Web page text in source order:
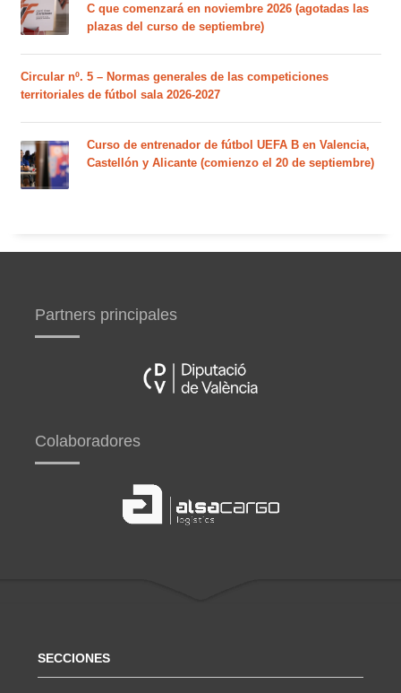
C que comenzará en noviembre 2026 (agotadas las
plazas del curso de septiembre)
Circular nº. 5 – Normas generales de las competiciones
territoriales de fútbol sala 2026-2027
Curso de entrenador de fútbol UEFA B en Valencia,
Castellón y Alicante (comienzo el 20 de septiembre)
Partners principales
Colaboradores
SECCIONES